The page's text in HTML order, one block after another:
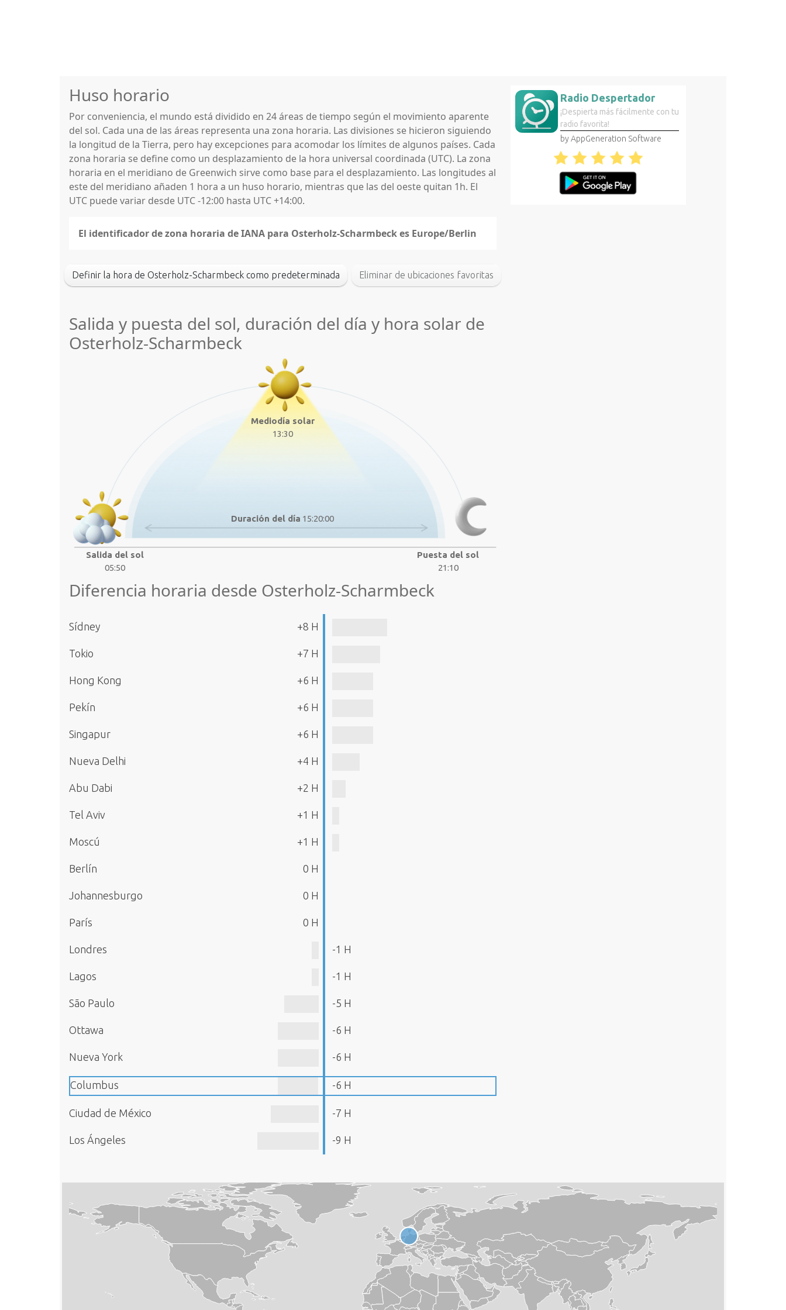
Huso horario
Por conveniencia, el mundo está dividido en 24 áreas de tiempo según el movimiento aparente
del sol. Cada una de las áreas representa una zona horaria. Las divisiones se hicieron siguiendo
la longitud de la Tierra, pero hay excepciones para acomodar los límites de algunos países. Cada
zona horaria se define como un desplazamiento de la hora universal coordinada (UTC). La zona
horaria en el meridiano de Greenwich sirve como base para el desplazamiento. Las longitudes al
este del meridiano añaden 1 hora a un huso horario, mientras que las del oeste quitan 1h. El
UTC puede variar desde UTC -12:00 hasta UTC +14:00.
El identificador de zona horaria de IANA para Osterholz-Scharmbeck es Europe/Berlin
Definir la hora de Osterholz-Scharmbeck como predeterminada Eliminar de ubicaciones favoritas
Salida y puesta del sol, duración del día y hora solar de
Osterholz-Scharmbeck
Mediodía solar
13:30
Duración del día 15:20:00
Salida del sol
05:50
Puesta del sol
21:10
Diferencia horaria desde Osterholz-Scharmbeck
Sídney +8 H
Tokio +7 H
Hong Kong +6 H
Pekín +6 H
Singapur +6 H
Nueva Delhi +4 H
Abu Dabi +2 H
Tel Aviv +1 H
Moscú +1 H
Berlín 0 H
Johannesburgo 0 H
París 0 H
Londres -1 H
Lagos -1 H
São Paulo -5 H
Ottawa -6 H
Nueva York -6 H
Columbus -6 H
Ciudad de México -7 H
Los Ángeles -9 H
Radio Despertador
¡Despierta más fácilmente con tu
radio favorita!
by AppGeneration Software